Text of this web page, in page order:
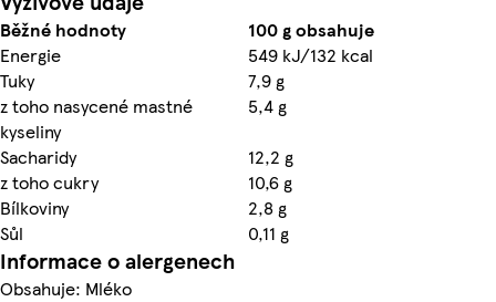
Běžné hodnoty
100 g obsahuje
Energie
549 kJ/132 kcal
Tuky
7,9 g
z toho nasycené mastné
kyseliny
5,4 g
Sacharidy
12,2 g
z toho cukry
10,6 g
Bílkoviny
2,8 g
Sůl
0,11 g
Informace o alergenech
Obsahuje: Mléko